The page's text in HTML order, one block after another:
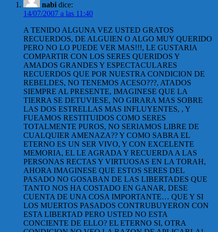
nabi dice:
14/07/2007 a las 11:40
A TENIDO ALGUNA VEZ USTED GRATOS
RECUERDOS, DE ALGUIEN O ALGO MUY QUERIDO
PERO NO LO PUEDE VER MAS!!!, LE GUSTARIA
COMPARTIR CON LOS SERES QUERIDOS Y
AMADOS GRANDES Y ESPECTACULARES
RECUERDOS QUE POR NUESTRA CONDICION DE
REBELDES, NO TENEMOS ACESO???, ATADOS
SIEMPRE AL PRESENTE, IMAGINESE QUE LA
TIERRA SE DETUVIESE, NO GIRARA MAS SOBRE
LAS DOS ESTRELLAS MAS INFLUYENTES, , Y
FUEAMOS RESTITUIDOS COMO SERES
TOTALMENTE PUROS, NO SERIAMOS LIBRE DE
CUALQUIER AMENAZA?? Y COMO SABRA EL
ETERNO ES UN SER VIVO, Y CON EXCELENTE
MEMORIA, EL LE AGRADA Y RECUERDA A LAS
PERSONAS RECTAS Y VIRTUOSAS EN LA TORAH,
AHORA IMAGINESE QUE ESTOS SERES DEL
PASADO NO GOSABAN DE LAS LIBERTADES QUE
TANTO NOS HA COSTADO EN GANAR, DESE
CUENTA DE UNA COSA IMPORTANTE… QUE Y SI
LOS MUERTOS PASADOS CONTRUBUYERON CON
ESTA LIBERTAD PERO USTED NO ESTA
CONCIENTE DE ELLO? EL ETERNO SI, OTRA